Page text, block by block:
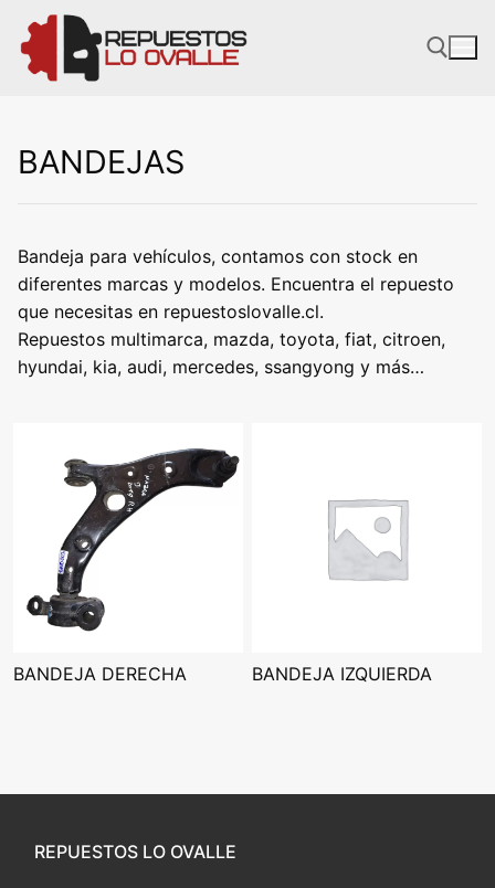
contenido
BANDEJAS
Bandeja para vehículos, contamos con stock en
diferentes marcas y modelos. Encuentra el repuesto
que necesitas en repuestoslovalle.cl.
Repuestos multimarca, mazda, toyota, fiat, citroen,
hyundai, kia, audi, mercedes, ssangyong y más…
BANDEJA DERECHA BANDEJA IZQUIERDA
REPUESTOS LO OVALLE